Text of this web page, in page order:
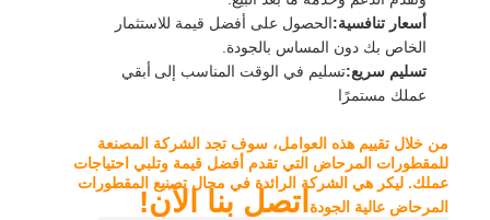
أسعار تنافسية:الحصول على أفضل قيمة للاستثمار
الخاص بك دون المساس بالجودة.
تسليم سريع:تسليم في الوقت المناسب إلى أبقي
عملك مستمرًا
من خلال تقييم هذه العوامل، سوف تجد الشركة المصنعة
للمقطورات المرحاض التي تقدم أفضل قيمة وتلبي احتياجات
عملك. ليكر هي الشركة الرائدة في مجال تصنيع المقطورات
المرحاض عالية الجودة اتصل بنا الآن!